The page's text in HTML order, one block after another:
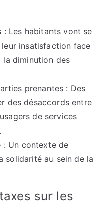
Les habitants vont se
insatisfaction face
la diminution des
prenantes : Des
des désaccords entre
de services
: Un contexte de
solidarité au sein de la
sur les